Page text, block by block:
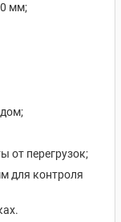
мм;
от перегрузок;
для контроля